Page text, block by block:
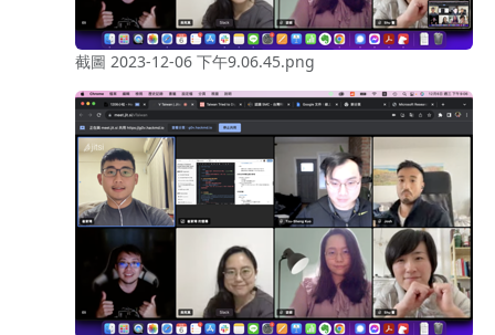
截圖 2023-12-06 下午9.06.45.png